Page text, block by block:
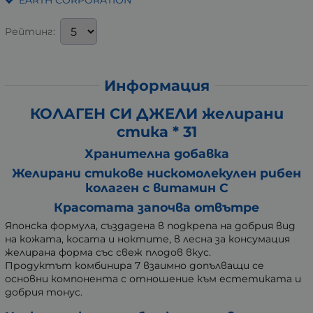
Рейтинг:
Информация
КОЛАГЕН СИ ДЖЕЛИ желирани
стика * 31
Хранителна добавка
Желирани стикове нискомолекулен рибен
колаген с витамин C
Красотата започва отвътре
Японска формула, създадена в подкрепа на добрия вид
на кожата, косата и ноктите, в лесна за консумация
желирана форма със свеж плодов вкус.
Продуктът комбинира 7 взаимно допълващи се
основни компонента с отношение към естетиката и
добрия тонус.